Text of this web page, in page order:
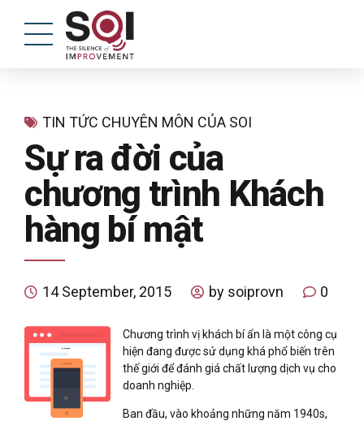
TIN TỨC CHUYÊN MÔN CỦA SOI
Sự ra đời của
chương trình Khách
hàng bí mật
14 September, 2015 by soiprovn 0
Chương trình vị khách bí ẩn là một công cụ
hiện đang được sử dụng khá phổ biến trên
thế giới để đánh giá chất lượng dịch vụ cho
doanh nghiệp.
Ban đầu, vào khoảng những năm 1940s,